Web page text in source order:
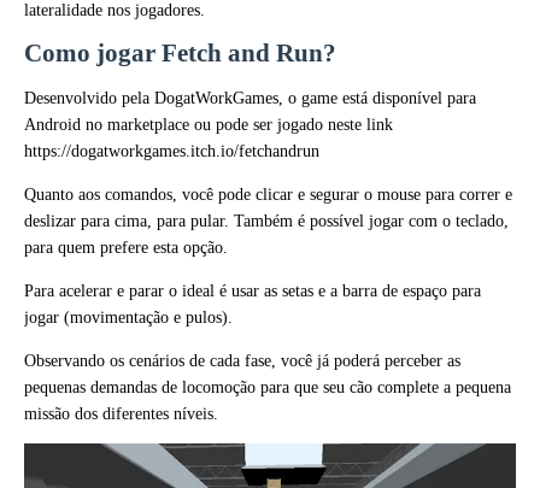
lateralidade nos jogadores.
Como jogar Fetch and Run?
Desenvolvido pela DogatWorkGames, o game está disponível para
Android no marketplace ou pode ser jogado neste link
https://dogatworkgames.itch.io/fetchandrun
Quanto aos comandos, você pode clicar e segurar o mouse para correr e
deslizar para cima, para pular. Também é possível jogar com o teclado,
para quem prefere esta opção.
Para acelerar e parar o ideal é usar as setas e a barra de espaço para
jogar (movimentação e pulos).
Observando os cenários de cada fase, você já poderá perceber as
pequenas demandas de locomoção para que seu cão complete a pequena
missão dos diferentes níveis.